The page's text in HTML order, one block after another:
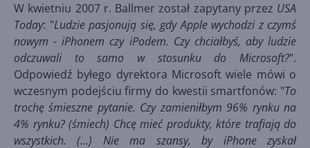
W kwietniu 2007 r. Ballmer został zapytany przez USA
Today: "Ludzie pasjonują się, gdy Apple wychodzi z czymś
nowym - iPhonem czy iPodem. Czy chciałbyś, aby ludzie
odczuwali to samo w stosunku do Microsoft?".
Odpowiedź byłego dyrektora Microsoft wiele mówi o
wczesnym podejściu firmy do kwestii smartfonów: "To
trochę śmieszne pytanie. Czy zamieniłbym 96% rynku na
4% rynku? (śmiech) Chcę mieć produkty, które trafiają do
wszystkich. (...) Nie ma szansy, by iPhone zyskał